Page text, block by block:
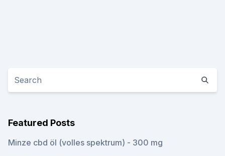
Featured Posts
Minze cbd öl (volles spektrum) - 300 mg